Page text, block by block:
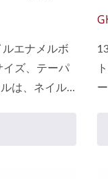
エナメルボ
イズ、テーパ
は、ネイル
リップグロ